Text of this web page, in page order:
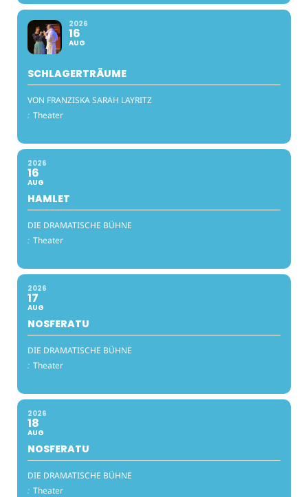
2026
16
AUG
SCHLAGERTRÄUME
VON FRANZISKA SARAH LAYRITZ
: Theater
2026
16
AUG
HAMLET
DIE DRAMATISCHE BÜHNE
: Theater
2026
17
AUG
NOSFERATU
DIE DRAMATISCHE BÜHNE
: Theater
2026
18
AUG
NOSFERATU
DIE DRAMATISCHE BÜHNE
: Theater